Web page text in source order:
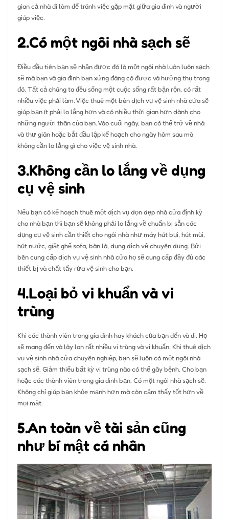
gian cả nhà đi làm để tránh việc gặp mặt giữa gia đình và người
giúp việc.
2.Có một ngôi nhà sạch sẽ
Điều đầu tiên bạn sẽ nhận được đó là một ngôi nhà luôn luôn sạch
sẽ mà bạn và gia đình bạn xứng đáng có được và hưởng thụ trong
đó. Tất cả chúng ta đều sống một cuộc sống rất bận rộn, có rất
nhiều việc phải làm. Việc thuê một bên dịch vụ vệ sinh nhà cửa sẽ
giúp bạn ít phải lo lắng hơn và có nhiều thời gian hơn dành cho
những người thân của bạn. Vào cuối ngày, bạn có thể trở về nhà
và thư giãn hoặc bắt đầu lập kế hoạch cho ngày hôm sau mà
không cần lo lắng gì cho việc vệ sinh nhà.
3.Không cần lo lắng về dụng
cụ vệ sinh
Nếu bạn có kế hoạch thuê một dịch vụ dọn dẹp nhà cửa định kỳ
cho nhà bạn thì bạn sẽ không phải lo lắng về chuẩn bị sẵn các
dụng cụ vệ sinh cần thiết cho ngôi nhà như máy hút bụi, hút mùi,
hút nước, giặt ghế sofa, bàn là, dung dịch vệ chuyên dụng. Bởi
bên cung cấp dịch vụ vệ sinh nhà cửa họ sẽ cung cấp đầy đủ các
thiết bị và chất tẩy rửa vệ sinh cho bạn.
4.Loại bỏ vi khuẩn và vi
trùng
Khi các thành viên trong gia đình hay khách của bạn đến và đi. Họ
sẽ mang đến và lây lan rất nhiều vi trùng và vi khuẩn. Khi thuê dịch
vụ vệ sinh nhà cửa chuyên nghiệp, bạn sẽ luôn có một ngôi nhà
sạch sẽ. Giảm thiểu bất kỳ vi trùng nào có thể gây bệnh. Cho bạn
hoặc các thành viên trong gia đình bạn. Có một ngôi nhà sạch sẽ.
Không chỉ giúp bạn khỏe mạnh hơn mà còn cảm thấy tốt hơn về
mọi mặt.
5.An toàn về tài sản cũng
như bí mật cá nhân